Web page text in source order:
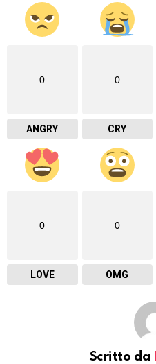
0
ANGRY
0
CRY
0
LOVE
0
OMG
Scritto da